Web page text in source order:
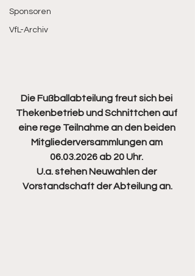
Sponsoren
VfL-Archiv
Die Fußballabteilung freut sich bei
Thekenbetrieb und Schnittchen auf
eine rege Teilnahme an den beiden
Mitgliederversammlungen am
06.03.2026 ab 20 Uhr.
U.a. stehen Neuwahlen der
Vorstandschaft der Abteilung an.